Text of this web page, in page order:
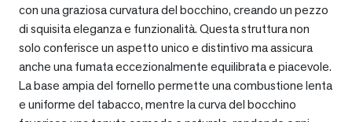
con una graziosa curvatura del bocchino, creando un pezzo
di squisita eleganza e funzionalità. Questa struttura non
solo conferisce un aspetto unico e distintivo ma assicura
anche una fumata eccezionalmente equilibrata e piacevole.
La base ampia del fornello permette una combustione lenta
e uniforme del tabacco, mentre la curva del bocchino